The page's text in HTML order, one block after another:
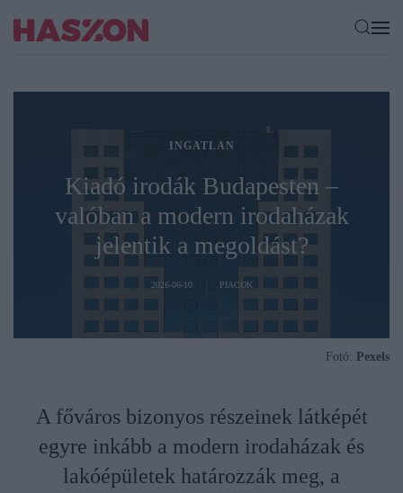
INGATLAN
Kiadó irodák Budapesten –
valóban a modern irodaházak
jelentik a megoldást?
2026-06-10 PIACOK
Fotó: Pexels
A főváros bizonyos részeinek látképét
egyre inkább a modern irodaházak és
lakóépületek határozzák meg, a